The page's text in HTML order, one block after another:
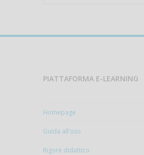
PIATTAFORMA E-LEARNING
Homepage
Guida all'uso
Rigore didattico